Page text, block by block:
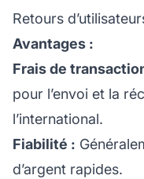
Retours
Avantages :
Frais de
pour l’envoi et la
l’international.
Fiabilité :
d’argent rapides.